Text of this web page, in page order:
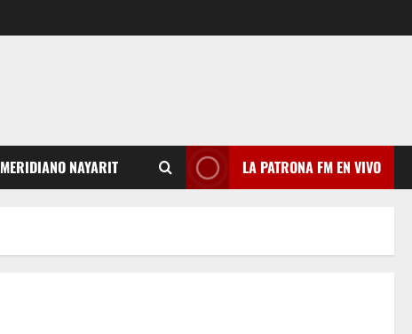
MERIDIANO NAYARIT LA PATRONA FM EN VIVO